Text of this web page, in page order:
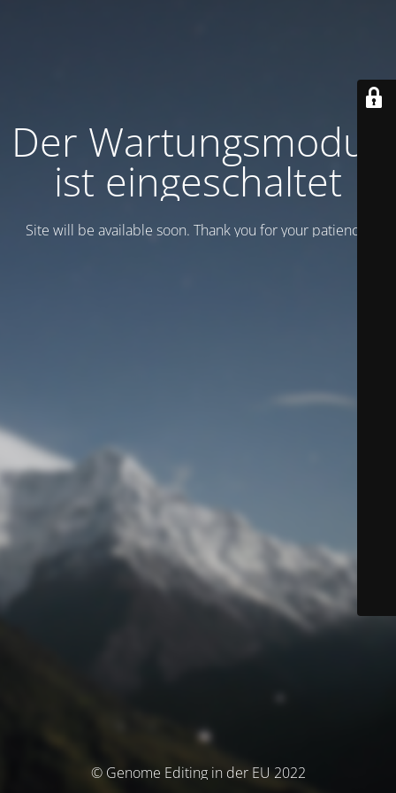
Der Wartungsmodus
ist eingeschaltet
Site will be available soon. Thank you for your patience!
© Genome Editing in der EU 2022